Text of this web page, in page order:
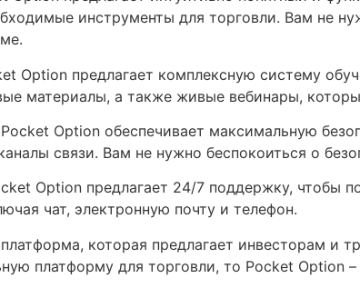
инструменты для торговли. Вам не
Option предлагает комплексную систему
материалы, а также живые вебинары,
Option обеспечивает максимальную
связи. Вам не нужно беспокоиться о
Option предлагает 24/7 поддержку, чтобы
чат, электронную почту и телефон.
которая предлагает инвесторам и
платформу для торговли, то Pocket Option